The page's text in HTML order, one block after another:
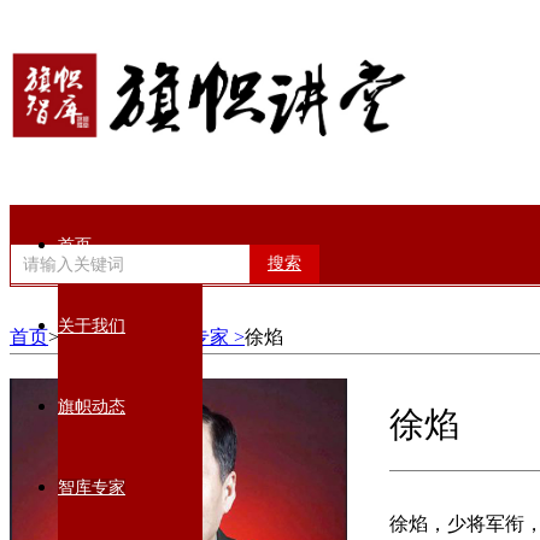
搜索
首页
关于我们
旗帜动态
智库专家
首页>智库专家> 军事专家 >徐焰
徐焰
徐焰，少将军衔